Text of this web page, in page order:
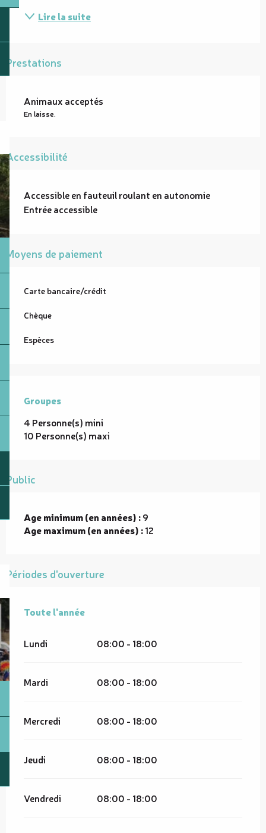
Lire la suite
Prestations
Animaux acceptés
En laisse.
Accessibilité
Accessible en fauteuil roulant en autonomie
Entrée accessible
Moyens de paiement
Carte bancaire/crédit
Chèque
Espèces
Groupes
Groupes
4 Personne(s) mini
10 Personne(s) maxi
Public
Age minimum (en années) :9
Age maximum (en années) :12
Périodes d'ouverture
Toute l'année
Toute l'année
Lundi 08:00 - 18:00
Mardi 08:00 - 18:00
Mercredi 08:00 - 18:00
Jeudi 08:00 - 18:00
Vendredi 08:00 - 18:00